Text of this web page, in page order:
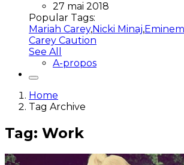
27 mai 2018
Popular Tags:
Mariah Carey,Nicki Minaj,Eminem
Carey Caution
See All
A-propos
Home
Tag Archive
Tag: Work